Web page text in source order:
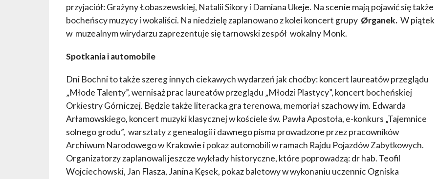
przyjaciół: Grażyny Łobaszewskiej, Natalii Sikory i Damiana Ukeje. Na scenie mają pojawić się także
bocheńscy muzycy i wokaliści. Na niedzielę zaplanowano z kolei koncert grupy Ørganek.W piątek
w muzealnym wirydarzu zaprezentuje się tarnowski zespół wokalny Monk.
Spotkania i automobile
Dni Bochni to także szereg innych ciekawych wydarzeń jak choćby: koncert laureatów przeglądu
„Młode Talenty”, wernisaż prac laureatów przeglądu „Młodzi Plastycy”, koncert bocheńskiej
Orkiestry Górniczej. Będzie także literacka gra terenowa, memoriał szachowy im. Edwarda
Arłamowskiego, koncert muzyki klasycznej w kościele św. Pawła Apostoła, e-konkurs „Tajemnice
solnego grodu”, warsztaty z genealogii i dawnego pisma prowadzone przez pracowników
Archiwum Narodowego w Krakowie i pokaz automobili w ramach Rajdu Pojazdów Zabytkowych.
Organizatorzy zaplanowali jeszcze wykłady historyczne, które poprowadzą: dr hab. Teofil
Wojciechowski, Jan Flasza, Janina Kęsek, pokaz baletowy w wykonaniu uczennic Ogniska